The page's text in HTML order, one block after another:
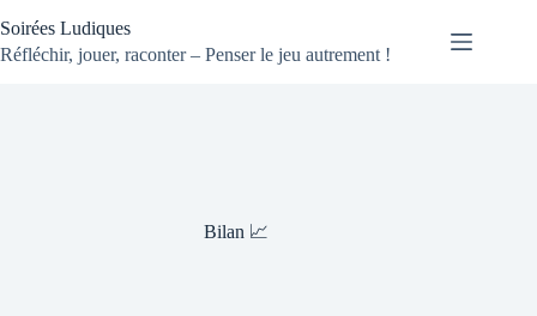
au
contenu
Soirées Ludiques
Réfléchir, jouer, raconter – Penser le jeu autrement !
Bilan 📈